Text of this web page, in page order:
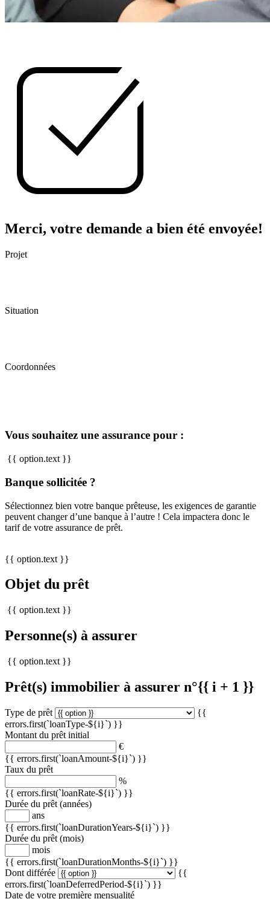
Merci, votre demande a bien été envoyée!
Projet
Situation
Coordonnées
Vous souhaitez une assurance pour :
{{ option.text }}
Banque sollicitée ?
Sélectionnez bien votre banque prêteuse, les exigences de garantie
peuvent changer d’une banque à l’autre ! Cela impactera donc le
tarif de votre assurance de prêt.
{{ option.text }}
Objet du prêt
{{ option.text }}
Personne(s) à assurer
{{ option.text }}
Prêt(s) immobilier à assurer n°{{ i + 1 }}
Type de prêt
{{
errors.first(`loanType-${i}`) }}
Montant du prêt initial
€
{{ errors.first(`loanAmount-${i}`) }}
Taux du prêt
%
{{ errors.first(`loanRate-${i}`) }}
Durée du prêt (années)
ans
{{ errors.first(`loanDurationYears-${i}`) }}
Durée du prêt (mois)
mois
{{ errors.first(`loanDurationMonths-${i}`) }}
Dont différée
{{
errors.first(`loanDeferredPeriod-${i}`) }}
Date de votre première mensualité